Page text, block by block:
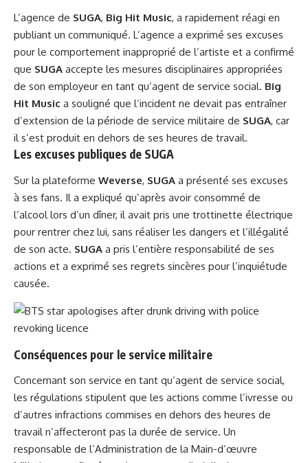
L’agence de SUGA, Big Hit Music, a rapidement réagi en
publiant un communiqué. L’agence a exprimé ses excuses
pour le comportement inapproprié de l’artiste et a confirmé
que SUGA accepte les mesures disciplinaires appropriées
de son employeur en tant qu’agent de service social. Big
Hit Music a souligné que l’incident ne devait pas entraîner
d’extension de la période de service militaire de SUGA, car
il s’est produit en dehors de ses heures de travail.
Les excuses publiques de SUGA
Sur la plateforme Weverse, SUGA a présenté ses excuses
à ses fans. Il a expliqué qu’après avoir consommé de
l’alcool lors d’un dîner, il avait pris une trottinette électrique
pour rentrer chez lui, sans réaliser les dangers et l’illégalité
de son acte. SUGA a pris l’entière responsabilité de ses
actions et a exprimé ses regrets sincères pour l’inquiétude
causée.
Conséquences pour le service militaire
Concernant son service en tant qu’agent de service social,
les régulations stipulent que les actions comme l’ivresse ou
d’autres infractions commises en dehors des heures de
travail n’affecteront pas la durée de service. Un
responsable de l’Administration de la Main-d’œuvre